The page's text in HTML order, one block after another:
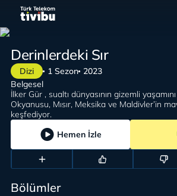
Dizi 1 Sezon 2023
Derinlerdeki Sır
İlker Gür , sualtı dünyasının gizemli
Okyanusu, Mısır, Meksika ve Maldivler’in
keşfediyor.
Belgesel
Hemen İzle
Bölümler